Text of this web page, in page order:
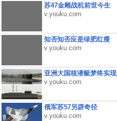
苏47金雕战机前世今生
v.youku.com
知否知否应是绿肥红瘦
v.youku.com
亚洲大国核潜艇梦终实现
v.youku.com
俄军苏57另辟奇径
v.youku.com